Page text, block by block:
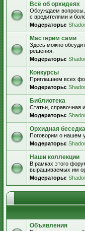
Всё об орхидеях
Обсуждаем вопросы,
с вредителями и
Модераторы:
Мастерим сами
Здесь можно
решения.
Модераторы:
Конкурсы
Приглашаем всех
Модераторы:
Библиотека
Статьи, справочная
Модераторы:
Орхидная беседка
Поговорим о нашем
Модераторы:
Наши коллекции
В рамках этого
выращиваемых им
Модераторы:
Объявления